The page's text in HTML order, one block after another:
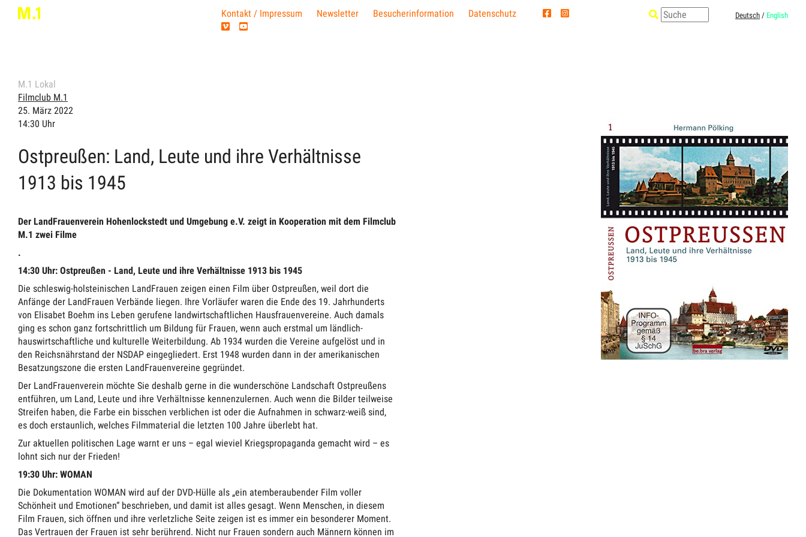
Kontakt / Impressum Newsletter Besucherinformation Datenschutz Deutsch / English
M.1 Lokal
Filmclub M.1
25. März 2022
14:30 Uhr
Ostpreußen: Land, Leute und ihre Verhältnisse
1913 bis 1945
Der LandFrauenverein Hohenlockstedt und Umgebung e.V. zeigt in Kooperation mit dem Filmclub
M.1 zwei Filme
.
14:30 Uhr: Ostpreußen - Land, Leute und ihre Verhältnisse 1913 bis 1945
Die schleswig-holsteinischen LandFrauen zeigen einen Film über Ostpreußen, weil dort die
Anfänge der LandFrauen Verbände liegen. Ihre Vorläufer waren die Ende des 19. Jahrhunderts
von Elisabet Boehm ins Leben gerufene landwirtschaftlichen Hausfrauenvereine. Auch damals
ging es schon ganz fortschrittlich um Bildung für Frauen, wenn auch erstmal um ländlich-
hauswirtschaftliche und kulturelle Weiterbildung. Ab 1934 wurden die Vereine aufgelöst und in
den Reichsnährstand der NSDAP eingegliedert. Erst 1948 wurden dann in der amerikanischen
Besatzungszone die ersten LandFrauenvereine gegründet.
Der LandFrauenverein möchte Sie deshalb gerne in die wunderschöne Landschaft Ostpreußens
entführen, um Land, Leute und ihre Verhältnisse kennenzulernen. Auch wenn die Bilder teilweise
Streifen haben, die Farbe ein bisschen verblichen ist oder die Aufnahmen in schwarz-weiß sind,
es doch erstaunlich, welches Filmmaterial die letzten 100 Jahre überlebt hat.
Zur aktuellen politischen Lage warnt er uns – egal wieviel Kriegspropaganda gemacht wird – es
lohnt sich nur der Frieden!
19:30 Uhr: WOMAN
Die Dokumentation WOMAN wird auf der DVD-Hülle als „ein atemberaubender Film voller
Schönheit und Emotionen“ beschrieben, und damit ist alles gesagt. Wenn Menschen, in diesem
Film Frauen, sich öffnen und ihre verletzliche Seite zeigen ist es immer ein besonderer Moment.
Das Vertrauen der Frauen ist sehr berührend. Nicht nur Frauen sondern auch Männern können im